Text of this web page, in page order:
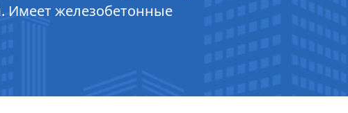
Имеет железобетонные